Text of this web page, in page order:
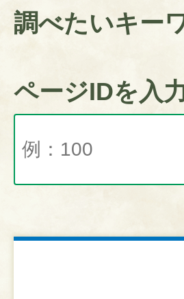
調べたいキー
ページIDを入